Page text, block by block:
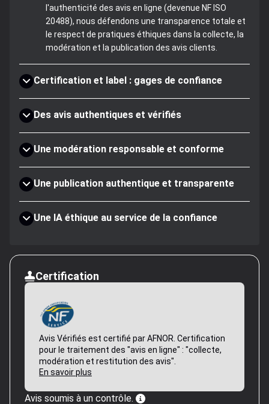
l'authenticité des avis en ligne (devenue NF ISO
20488), nous défendons une transparence totale et
le respect de pratiques éthiques dans la collecte, la
modération et la publication des avis clients.
Certification et label : gages de confiance
Des avis authentiques et vérifiés
Une modération responsable et conforme
Une publication authentique et transparente
Une IA éthique au service de la confiance
Certification
Avis Vérifiés est certifié par AFNOR. Certification
pour le traitement des "avis en ligne" : "collecte,
modération et restitution des avis".
En savoir plus
Avis soumis à un contrôle.